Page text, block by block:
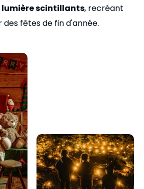
lumière scintillants, recréant
fêtes de fin d'année.